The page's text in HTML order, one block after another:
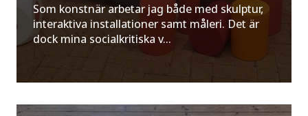
Som konstnär arbetar jag både med skulptur,
interaktiva installationer samt måleri. Det är
dock mina socialkritiska v...